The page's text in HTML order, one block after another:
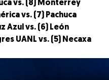
vs. (8) Monterrey
vs. (7) Pachuca
Azul vs. (6) León
UANL vs. (5) Necaxa